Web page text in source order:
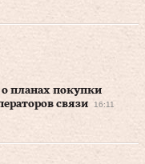
планах покупки
связи
16:11